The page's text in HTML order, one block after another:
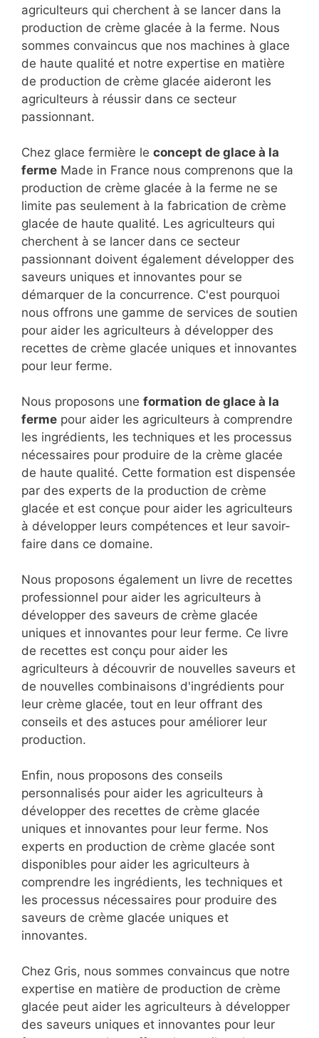
agriculteurs qui cherchent à se lancer dans la
production de crème glacée à la ferme. Nous
sommes convaincus que nos machines à glace
de haute qualité et notre expertise en matière
de production de crème glacée aideront les
agriculteurs à réussir dans ce secteur
passionnant.
Chez glace fermière le concept de glace à la
ferme Made in France nous comprenons que la
production de crème glacée à la ferme ne se
limite pas seulement à la fabrication de crème
glacée de haute qualité. Les agriculteurs qui
cherchent à se lancer dans ce secteur
passionnant doivent également développer des
saveurs uniques et innovantes pour se
démarquer de la concurrence. C'est pourquoi
nous offrons une gamme de services de soutien
pour aider les agriculteurs à développer des
recettes de crème glacée uniques et innovantes
pour leur ferme.
Nous proposons une formation de glace à la
ferme pour aider les agriculteurs à comprendre
les ingrédients, les techniques et les processus
nécessaires pour produire de la crème glacée
de haute qualité. Cette formation est dispensée
par des experts de la production de crème
glacée et est conçue pour aider les agriculteurs
à développer leurs compétences et leur savoir-
faire dans ce domaine.
Nous proposons également un livre de recettes
professionnel pour aider les agriculteurs à
développer des saveurs de crème glacée
uniques et innovantes pour leur ferme. Ce livre
de recettes est conçu pour aider les
agriculteurs à découvrir de nouvelles saveurs et
de nouvelles combinaisons d'ingrédients pour
leur crème glacée, tout en leur offrant des
conseils et des astuces pour améliorer leur
production.
Enfin, nous proposons des conseils
personnalisés pour aider les agriculteurs à
développer des recettes de crème glacée
uniques et innovantes pour leur ferme. Nos
experts en production de crème glacée sont
disponibles pour aider les agriculteurs à
comprendre les ingrédients, les techniques et
les processus nécessaires pour produire des
saveurs de crème glacée uniques et
innovantes.
Chez Gris, nous sommes convaincus que notre
expertise en matière de production de crème
glacée peut aider les agriculteurs à développer
des saveurs uniques et innovantes pour leur